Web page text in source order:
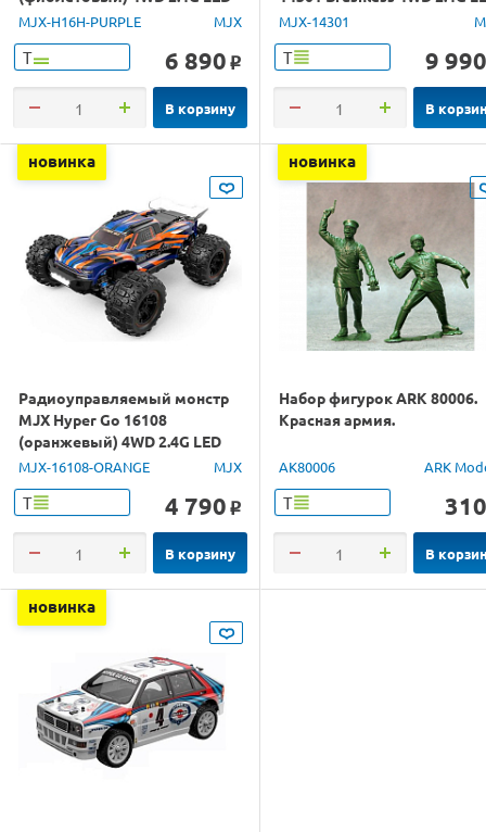
GPS 1/16 RTR
MJX-H16H-PURPLE MJX
Т 6 890 o
В корзину
1/14 RTR
MJX-14301
Т 9 990
В
новинка
Радиоуправляемый монстр
MJX Hyper Go 16108
(оранжевый) 4WD 2.4G LED
1/16 RTR
MJX-16108-ORANGE MJX
Т 4 790 o
В корзину
новинка
Набор фигурок ARK 80006.
Красная армия.
AK80006 ARK
Т 310
В
новинка